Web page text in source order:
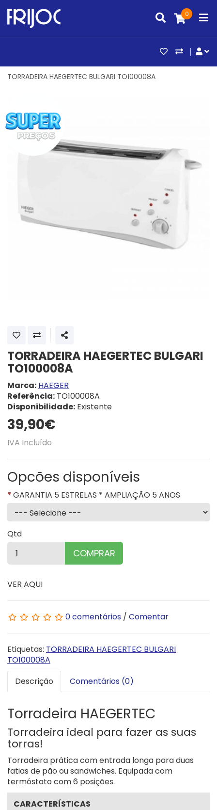
0
ARTIGOS
TORRADEIRA HAEGERTEC BULGARI TO100008A
SHARE
TORRADEIRA HAEGERTEC BULGARI
TO100008A
Marca: HAEGER
Referência: TO100008A
Disponibilidade: Existente
39,90€
IVA Incluído
Opcões disponíveis
GARANTIA 5 ESTRELAS * AMPLIAÇÃO 5 ANOS
Qtd
COMPRAR
VER AQUI
0 comentários / Comentar
Etiquetas: TORRADEIRA HAEGERTEC BULGARI
TO100008A
Descrição
Comentários (0)
Torradeira HAEGERTEC
Torradeira ideal para fazer as suas
torras!
Torradeira prática com entrada longa para duas
fatias de pão ou sandwiches. Equipada com
termóstato com 6 posições.
CARACTERÍSTICAS